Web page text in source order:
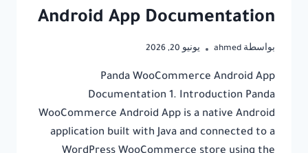
Android App Documentation
بواسطة ahmed يونيو 20, 2026
Panda WooCommerce Android App
Documentation 1. Introduction Panda
WooCommerce Android App is a native Android
application built with Java and connected to a